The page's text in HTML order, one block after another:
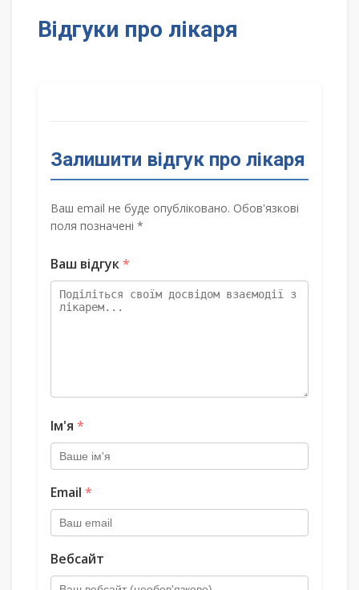
Відгуки про лікаря
Залишити відгук про лікаря
Ваш email не буде опубліковано. Обов'язкові
поля позначені *
Ваш відгук*
Ім'я *
Email *
Вебсайт